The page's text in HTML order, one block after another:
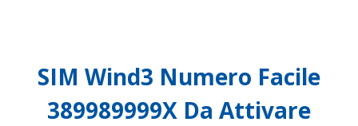
SIM Wind3 Numero Facile
389989999X Da Attivare